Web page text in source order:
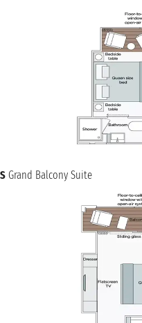
S Grand Balcony Suite